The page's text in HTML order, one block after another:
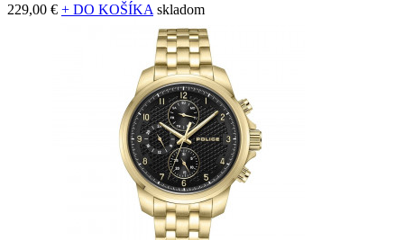
229,00 € + DO KOŠÍKA skladom